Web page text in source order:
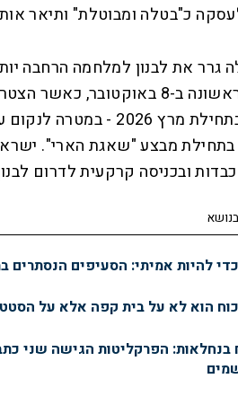
כ"בטלה ומבוטלת" ותיאר
גרר את לבנון למלחמה הרחבה
בפעם הראשונה ב-8
השנייה בתחילת מרץ
בתחילת מבצע "שאגת הארי".
כבדות ובכניסה קרקעית לדרום
להיות אמיתי: הסעיפים הנסתרים
הוא לא על בית קפה אלא על
בנחלאות: הפרקליטות הגישה שני